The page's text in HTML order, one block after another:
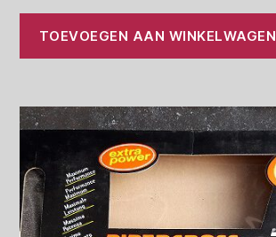
TOEVOEGEN AAN WINKELWAGEN